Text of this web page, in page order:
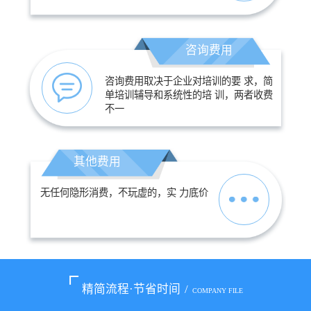
咨询费用
咨询费用取决于企业对培训的要 求，简
单培训辅导和系统性的培 训，两者收费
不一
其他费用
无任何隐形消费，不玩虚的，实 力底价
精简流程·节省时间 / COMPANY FILE